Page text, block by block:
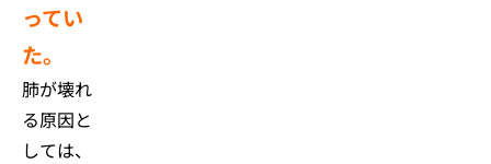
ってい
た。
肺が壊れ
る原因と
しては、